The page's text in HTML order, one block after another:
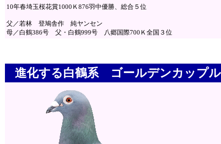
10年春埼玉桜花賞1000Ｋ876羽中優勝、総合５位
父／若林 登鳩舎作 純ヤンセン
母／白鶴386号 父・白鶴999号 八郷国際700Ｋ全国３位
進化する白鶴系 ゴールデンカップ